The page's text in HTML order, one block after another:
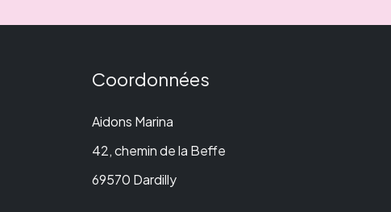
Coordonnées
Aidons Marina
42, chemin de la Beffe
69570 Dardilly